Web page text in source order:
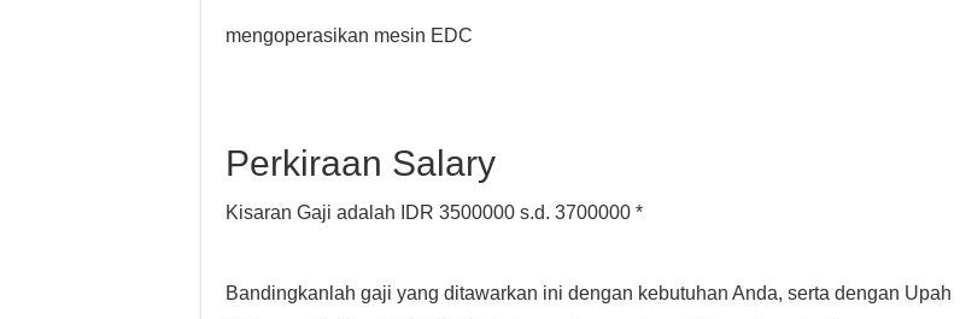
mengoperasikan mesin EDC
Perkiraan Salary
Kisaran Gaji adalah IDR 3500000 s.d. 3700000 *
Bandingkanlah gaji yang ditawarkan ini dengan kebutuhan Anda, serta dengan Upah